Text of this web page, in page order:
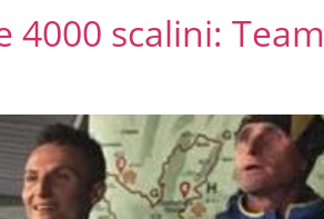
4000 scalini: Team